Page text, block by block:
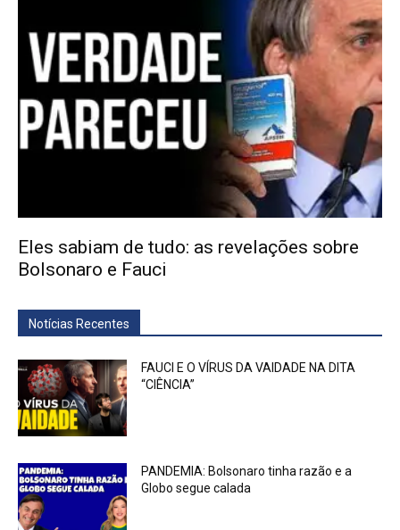
Eles sabiam de tudo: as revelações sobre
Bolsonaro e Fauci
Notícias Recentes
FAUCI E O VÍRUS DA VAIDADE NA DITA
“CIÊNCIA”
PANDEMIA: Bolsonaro tinha razão e a
Globo segue calada